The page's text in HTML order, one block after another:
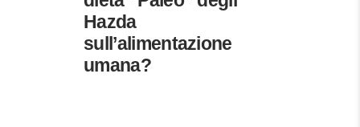
Hazda
sull’alimentazione
umana?